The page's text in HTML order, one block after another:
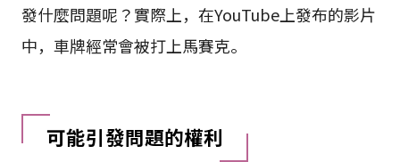
發什麼問題呢？實際上，在YouTube上發布的影片
中，車牌經常會被打上馬賽克。
可能引發問題的權利